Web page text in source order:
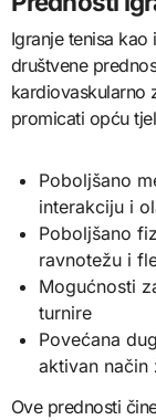
Igranje tenisa
društvene
kardiovaskularno
promicati opću
Poboljšano
interakciju i
Poboljšano
ravnotežu i
Mogućnosti
turnire
Povećana
aktivan način
Ove prednosti